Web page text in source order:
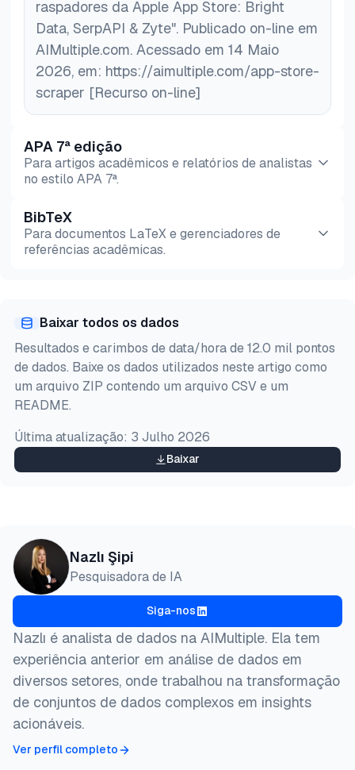
raspadores da Apple App Store: Bright
Data, SerpAPI & Zyte". Publicado on-line em
AIMultiple.com. Acessado em 14 Maio
2026, em: https://aimultiple.com/app-store-
scraper [Recurso on-line]
APA 7ª edição
Para artigos acadêmicos e relatórios de analistas
no estilo APA 7ª.
Pré-
visualização
HTML
BibTeX
Para documentos LaTeX e gerenciadores de
referências acadêmicas.
@misc{sipi2026,
  author = {Şipi, Nazlı},
title  = {{Os 6 principais raspadores da Apple
  year   = {2026},
  month  = may,
  note   = {AIMultiple. Acessado em 14 Maio 2026}
}
Baixar todos os dados
Resultados e carimbos de data/hora de 12.0 mil pontos
de dados. Baixe os dados utilizados neste artigo como
um arquivo ZIP contendo um arquivo CSV e um
README.
Última atualização: 3 Julho 2026
Baixar
Nazlı Şipi
Pesquisadora de IA
Siga-nos
Nazlı é analista de dados na AIMultiple. Ela tem
experiência anterior em análise de dados em
diversos setores, onde trabalhou na transformação
de conjuntos de dados complexos em insights
acionáveis.
Ver perfil completo